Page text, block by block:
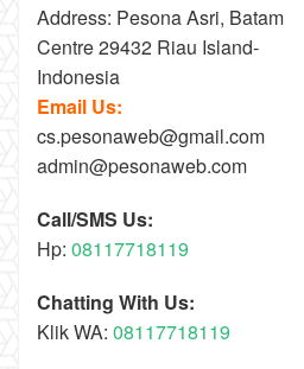
Address: Pesona Asri, Batam
Centre 29432 Riau Island-
Indonesia
Email Us:
cs.pesonaweb@gmail.com
admin@pesonaweb.com
Call/SMS Us:
Hp: 08117718119
Chatting With Us:
Klik WA: 08117718119